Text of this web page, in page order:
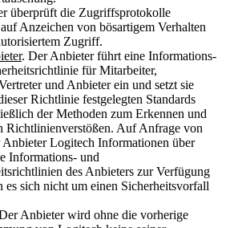
überprüft die Zugriffsprotokolle
Anzeichen von bösartigem Verhalten
Zugriff.
. Der Anbieter führt eine Informations-
für Mitarbeiter,
und Anbieter ein und setzt sie
Richtlinie festgelegten Standards
der Methoden zum Erkennen und
Richtlinienverstößen. Auf Anfrage von
Logitech Informationen über
Informations- und
des Anbieters zur Verfügung
es sich nicht um einen Sicherheitsvorfall
Anbieter wird ohne die vorherige